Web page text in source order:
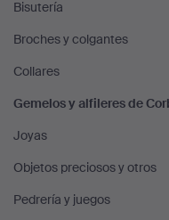
Corbata
en
Stockholms
Auktionsverk
Bisutería
Broches y colgantes
Collares
Gemelos y alfileres de
Joyas
Objetos preciosos y otros
Pedrería y juegos